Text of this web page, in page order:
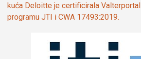
kuća Deloitte je certificirala
programu JTI i CWA 17493:2019.